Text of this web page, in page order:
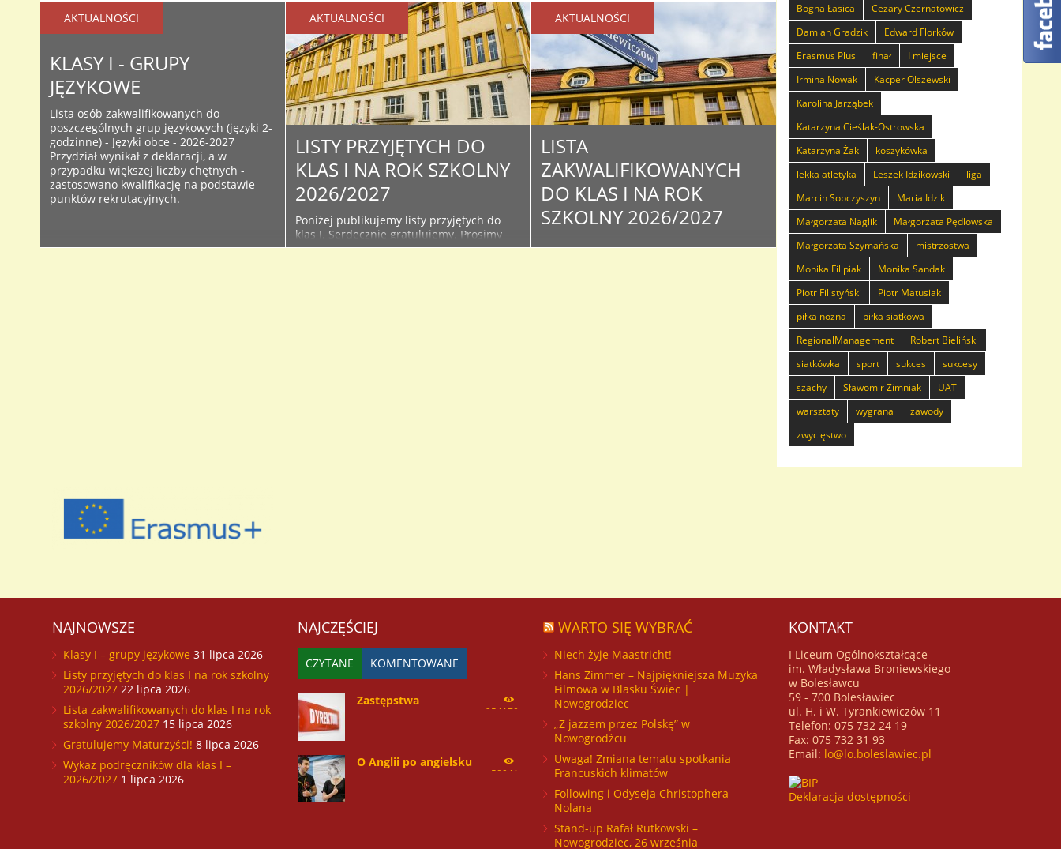
AKTUALNOŚCI
KLASY I - GRUPY
JĘZYKOWE
Lista osób zakwalifikowanych do
poszczególnych grup językowych (języki 2-
godzinne) - Języki obce - 2026-2027
Przydział wynikał z deklaracji, a w
przypadku większej liczby chętnych -
zastosowano kwalifikację na podstawie
punktów rekrutacyjnych.
AKTUALNOŚCI
LISTY PRZYJĘTYCH DO
KLAS I NA ROK SZKOLNY
2026/2027
Poniżej publikujemy listy przyjętych do
klas I. Serdecznie gratulujemy. Prosimy
śledzić bieżące informacje na stronie i
AKTUALNOŚCI
LISTA
ZAKWALIFIKOWANYCH
DO KLAS I NA ROK
SZKOLNY 2026/2027
Poniżej publikujemy listy
Bogna Łasica
Cezary Czernatowicz
Damian Gradzik
Edward Florków
Erasmus Plus
finał
I miejsce
Irmina Nowak
Kacper Olszewski
Karolina Jarząbek
Katarzyna Cieślak-Ostrowska
Katarzyna Żak
koszykówka
lekka atletyka
Leszek Idzikowski
liga
Marcin Sobczyszyn
Maria Idzik
Małgorzata Naglik
Małgorzata Pędlowska
Małgorzata Szymańska
mistrzostwa
Monika Filipiak
Monika Sandak
Piotr Filistyński
Piotr Matusiak
piłka nożna
piłka siatkowa
RegionalManagement
Robert Bieliński
siatkówka
sport sukces
sukcesy
szachy
Sławomir Zimniak
UAT
warsztaty
wygrana
zawody
zwycięstwo
NAJNOWSZE
Klasy I – grupy językowe 31 lipca 2026
Listy przyjętych do klas I na rok szkolny
2026/2027 22 lipca 2026
Lista zakwalifikowanych do klas I na rok
szkolny 2026/2027 15 lipca 2026
Gratulujemy Maturzyści! 8 lipca 2026
Wykaz podręczników dla klas I –
2026/2027 1 lipca 2026
NAJCZĘŚCIEJ
CZYTANE KOMENTOWANE
Zastępstwa
254170
O Anglii po angielsku
59941
WARTO SIĘ WYBRAĆ
Niech żyje Maastricht!
Hans Zimmer – Najpiękniejsza Muzyka
Filmowa w Blasku Świec |
Nowogrodziec
„Z jazzem przez Polskę” w
Nowogrodźcu
Uwaga! Zmiana tematu spotkania
Francuskich klimatów
Following i Odyseja Christophera
Nolana
Stand-up Rafał Rutkowski –
Nowogrodziec, 26 września
KONTAKT
I Liceum Ogólnokształcące
im. Władysława Broniewskiego
w Bolesławcu
59 - 700 Bolesławiec
ul. H. i W. Tyrankiewiczów 11
Telefon: 075 732 24 19
Fax: 075 732 31 93
Email: lo@lo.boleslawiec.pl
Deklaracja dostępności